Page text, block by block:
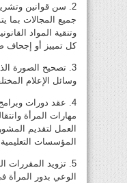
2. سن قوانين
جميع المجالات بما
وتنقية المواد
كل تمييز أو إجحاف
3. تصحيح الصورة
وسائل الإعلام
4. عقد دورات
مهارات المرأة
العمل لتقديم
المؤسسات
5. تزويد
الوعي بدور المرأة